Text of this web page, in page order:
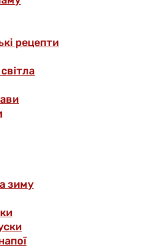
рецепти
зиму